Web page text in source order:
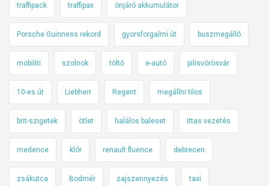
traffipack traffipax önjáró akkumulátor
Porsche Guinness rekord gyorsforgalmi út buszmegálló
mobiliti szolnok töltő e-autó pilisvörösvár
10-es út Liebherr Regent megállni tilos
brit-szigetek ötlet halálos baleset ittas vezetés
medence klór renault fluence debrecen
zsákutca Bodmér zajszennyezés taxi